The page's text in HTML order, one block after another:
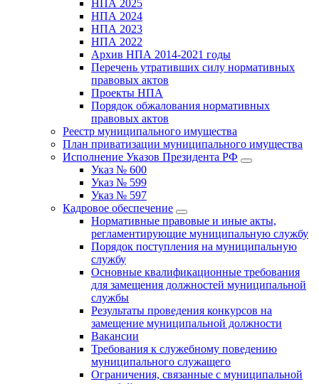
НПА 2025
НПА 2024
НПА 2023
НПА 2022
Архив НПА 2014-2021 годы
Перечень утративших силу нормативных
правовых актов
Проекты НПА
Порядок обжалования нормативных
правовых актов
Реестр муниципального имущества
План приватизации муниципального имущества
Исполнение Указов Президента РФ
Указ № 600
Указ № 599
Указ № 597
Кадровое обеспечение
Нормативные правовые и иные акты,
регламентирующие муниципальную службу
Порядок поступления на муниципальную
службу
Основные квалификационные требования
для замещения должностей муниципальной
службы
Результаты проведения конкурсов на
замещение муниципальной должности
Вакансии
Требования к служебному поведению
муниципального служащего
Ограничения, связанные с муниципальной